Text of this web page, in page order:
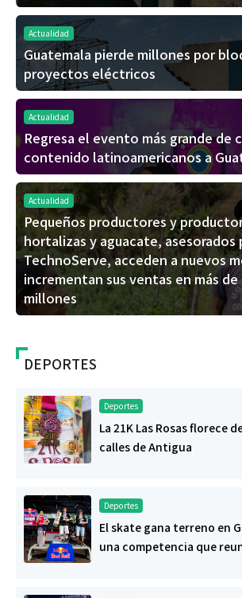
Actualidad
Guatemala pierde millones por
proyectos eléctricos
Actualidad
Regresa el evento más grande de
contenido latinoamericanos a
Actualidad
Pequeños productores y
hortalizas y aguacate, asesorados
TechnoServe, acceden a nuevos
incrementan sus ventas en más de
millones
DEPORTES
Deportes
La 21K Las Rosas florece
calles de Antigua
Deportes
El skate gana terreno en
una competencia que